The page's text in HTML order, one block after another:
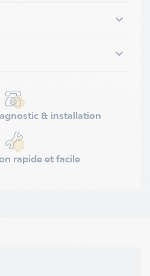


& installation
rapide et facile